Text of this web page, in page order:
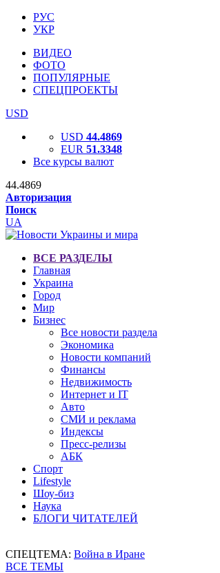
РУС
УКР
ВИДЕО
ФОТО
ПОПУЛЯРНЫЕ
СПЕЦПРОЕКТЫ
USD
USD 44.4869
EUR 51.3348
Все курсы валют
44.4869
Авторизация
Поиск
UA
ВСЕ РАЗДЕЛЫ
Главная
Украина
Город
Мир
Бизнес
Все новости раздела
Экономика
Новости компаний
Финансы
Недвижимость
Интернет и IT
Авто
СМИ и реклама
Индексы
Пресс-релизы
АБК
Спорт
Lifestyle
Шоу-биз
Наука
БЛОГИ ЧИТАТЕЛЕЙ
СПЕЦТЕМА: Война в Иране
ВСЕ ТЕМЫ